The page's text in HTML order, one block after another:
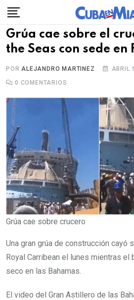
Skip
content
Grúa cae sobre el
the Seas con sede en
PORALEJANDRO MARTINEZ
ABRIL
0 COMENTARIOS
Grúa cae sobre crucero
Una gran grúa de construcción cayó
Royal Carribean el lunes mientras el
seco en las Bahamas.
El video del Gran Astillero de las